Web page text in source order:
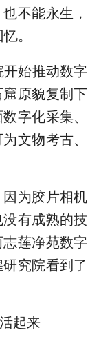
不能永生，
。
始推动数字
原貌复制下
字化采集、
文物考古、
为胶片相机
有成熟的技
莲净苑数字
究院看到了
起来